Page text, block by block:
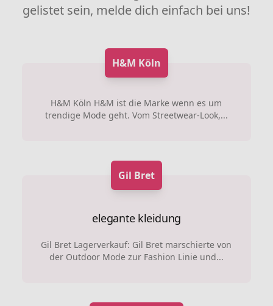
gelistet sein, melde dich einfach bei uns!
H&M Köln
H&M Köln H&M ist die Marke wenn es um
trendige Mode geht. Vom Streetwear-Look,...
Gil Bret
elegante kleidung
Gil Bret Lagerverkauf: Gil Bret marschierte von
der Outdoor Mode zur Fashion Linie und...